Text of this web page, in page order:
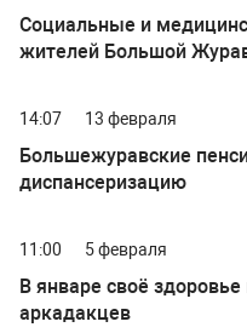
Социальные и
жителей Большой
14:07 13 февраля
Большежуравские
диспансеризацию
11:00 5 февраля
В январе своё
аркадакцев